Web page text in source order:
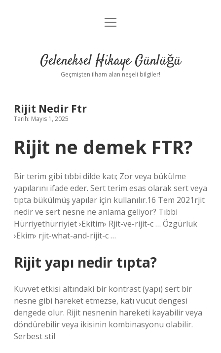
Anasayfa
Yasal Uyarı
menüyü
Geleneksel Hikaye Günlüğü
Geçmişten ilham alan neşeli bilgiler!
Rijit Nedir Ftr
Tarih: Mayıs 1, 2025
Rijit ne demek FTR?
Bir terim gibi tıbbi dilde katı; Zor veya bükülme
yapılarını ifade eder. Sert terim esas olarak sert veya
tıpta bükülmüş yapılar için kullanılır.16 Tem 2021rjit
nedir ve sert nesne ne anlama geliyor? Tıbbi
Hürriyethürriyiet ›Ekitim› Rjit-ve-rijit-c … Özgürlük
›Ekim› rjit-what-and-rijit-c …
Rijit yapı nedir tıpta?
Kuvvet etkisi altındaki bir kontrast (yapı) sert bir
nesne gibi hareket etmezse, katı vücut dengesi
dengede olur. Rijit nesnenin hareketi kayabilir veya
döndürebilir veya ikisinin kombinasyonu olabilir.
Serbest stil